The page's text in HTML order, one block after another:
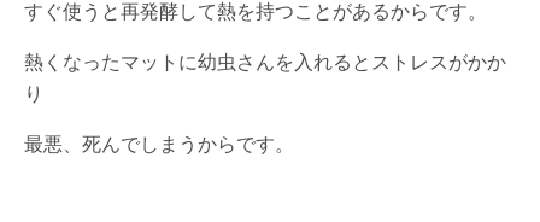
すぐ使うと再発酵して熱を持つことがあるからです。
熱くなったマットに幼虫さんを入れるとストレスがかか
り
最悪、死んでしまうからです。